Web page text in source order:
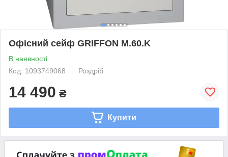
Офісний сейф GRIFFON M.60.K
В наявності
Код: 1093749068
Роздріб
14 490 ₴
Купити